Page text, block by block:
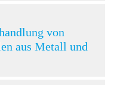
von
aus Metall und